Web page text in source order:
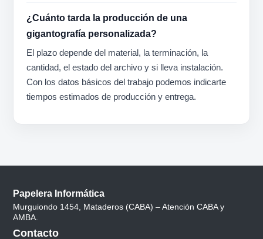
¿Cuánto tarda la producción de una
gigantografía personalizada?
El plazo depende del material, la terminación, la
cantidad, el estado del archivo y si lleva instalación.
Con los datos básicos del trabajo podemos indicarte
tiempos estimados de producción y entrega.
Papelera Informática
Murguiondo 1454, Mataderos (CABA) – Atención CABA y
AMBA.
Contacto